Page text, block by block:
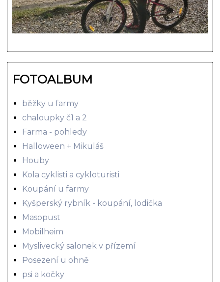
FOTOALBUM
běžky u farmy
chaloupky č1 a 2
Farma - pohledy
Halloween + Mikuláš
Houby
Kola cyklisti a cykloturisti
Koupání u farmy
Kyšperský rybník - koupání, lodička
Masopust
Mobilheim
Myslivecký salonek v přízemí
Posezení u ohně
psi a kočky